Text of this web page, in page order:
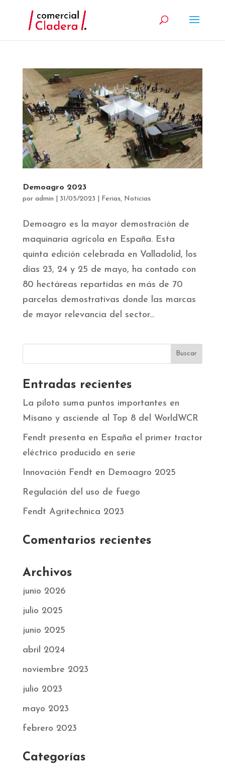
Demoagro 2023
por admin 31/05/2023 Ferias, Noticias
Demoagro es la mayor demostración de
maquinaria agrícola en España. Esta
quinta edición celebrada en Valladolid, los
días 23, 24 y 25 de mayo, ha contado con
80 hectáreas repartidas en más de 70
parcelas demostrativas donde las marcas
de mayor relevancia del sector...
Entradas recientes
La piloto suma puntos importantes en
Misano y asciende al Top 8 del WorldWCR
Fendt presenta en España el primer tractor
eléctrico producido en serie
Innovación Fendt en Demoagro 2025
Regulación del uso de fuego
Fendt Agritechnica 2023
Comentarios recientes
Archivos
junio 2026
julio 2025
junio 2025
abril 2024
noviembre 2023
julio 2023
mayo 2023
febrero 2023
Categorías